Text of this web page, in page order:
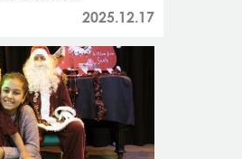
2025.12.17